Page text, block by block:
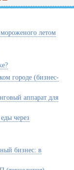
летом
городе (бизнес-
аппарат для
через
бизнес: в